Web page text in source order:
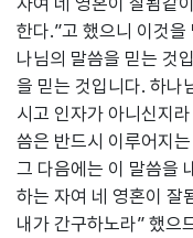
한다.”고 했으니 이것
나님의 말씀을 믿는 것
을 믿는 것입니다. 하나
시고 인자가 아니신지
씀은 반드시 이루어지
그 다음에는 이 말씀을
하는 자여 네 영혼이 잘
내가 간구하노라” 했으